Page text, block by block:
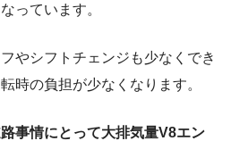
っています。
やシフトチェンジも少なくでき
時の負担が少なくなります。
事情にとって大排気量V8エン